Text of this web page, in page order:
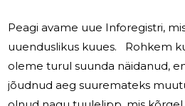
Peagi avame uue Inforegistri,
uuenduslikus kuues. Rohkem kui kümme aastat
oleme turul suunda näidanud,
jõudnud aeg suuremateks